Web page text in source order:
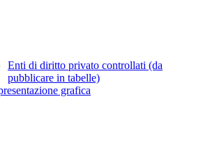
Enti di diritto privato controllati (da
pubblicare in tabelle)
grafica